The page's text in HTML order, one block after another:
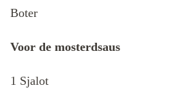
Boter
Voor de mosterdsaus
1 Sjalot